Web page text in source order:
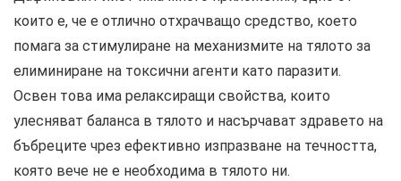
които е, че е отлично отхрачващо средство, което
помага за стимулиране на механизмите на тялото за
елиминиране на токсични агенти като паразити.
Освен това има релаксиращи свойства, които
улесняват баланса в тялото и насърчават здравето на
бъбреците чрез ефективно изпразване на течността,
която вече не е необходима в тялото ни.